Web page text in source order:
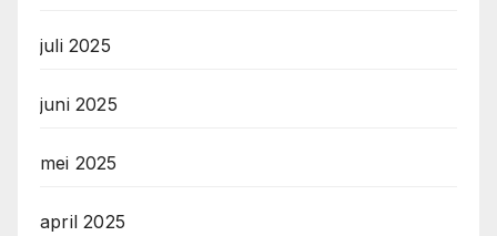
juli 2025
juni 2025
mei 2025
april 2025